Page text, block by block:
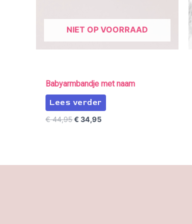
NIET OP VOORRAAD
Babyarmbandje met naam
Lees verder
€44,95€ 34,95